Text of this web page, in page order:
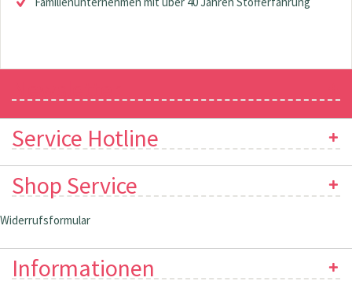
Service Hotline
Shop Service
Widerrufsformular
Informationen